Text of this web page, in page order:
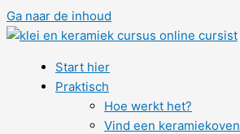
Ga naar de inhoud
Start hier
Praktisch
Hoe werkt het?
Vind een keramiekoven